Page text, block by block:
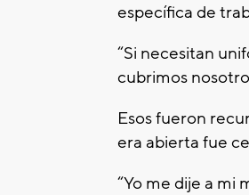
específica de
“Si necesitan
cubrimos
Esos fueron
era abierta fue
“Yo me dije a mi